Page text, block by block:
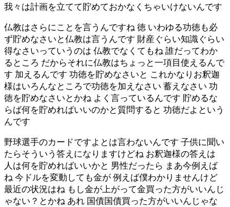
我々は計画を立てて貯めておかなくちゃいけないんです
仏教はさらにことを言うんですね 徳 いわゆる功徳も必
ず貯めなさいと仏教は言うんです 財産ぐらい知識ぐらい
得なさいっていうのは 仏教でなくてもね 誰だってわか
るところ だからそれに仏教はちょっと一項目使えるんで
す 加えるんです 功徳を貯めなさいと これかなりお釈迦
様はいろんなところで功徳を加えなさい 蓄えなさい 功
徳を貯めなさいとかね よく言っているんです 貯めるな
らば何を貯めればいいのかと質問すると 功徳だよという
んです
野球選手のカードですよとは言わないんです 子供に聞い
たらそういう答えになりますけどね お釈迦様の答えは
人は何を貯めればいいかと 男性だったら まあ今例えば
ね 今ドルを変動しても金が 例えば僕わかりませんけど
最近の状況はね もし金が上がって金買った方がいいんじ
ゃない？とかね あれ 国債国債買った方がいいんじゃな